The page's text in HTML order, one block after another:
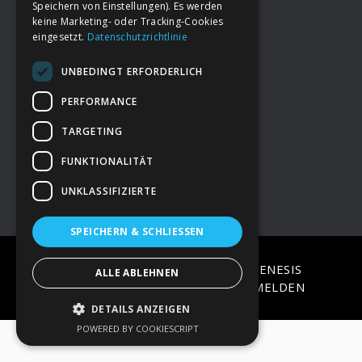
FooterDeine Spende
→ Impressum
→Kontakt zum PAO Team
COPYRIGHT © 2026 · ON
GENESIS
FRAMEWORK·WORDPRESS·ANMELDEN
Speichern von Einstellungen). Es werden
keine Marketing- oder Tracking-Cookies
eingesetzt. Datenschutzrichtlinie
UNBEDINGT ERFORDERLICH
PERFORMANCE
TARGETING
FUNKTIONALITÄT
UNKLASSIFIZIERTE
SPEICHERN & SCHLIESSEN
ALLE ABLEHNEN
DETAILS ANZEIGEN
POWERED BY COOKIESCRIPT